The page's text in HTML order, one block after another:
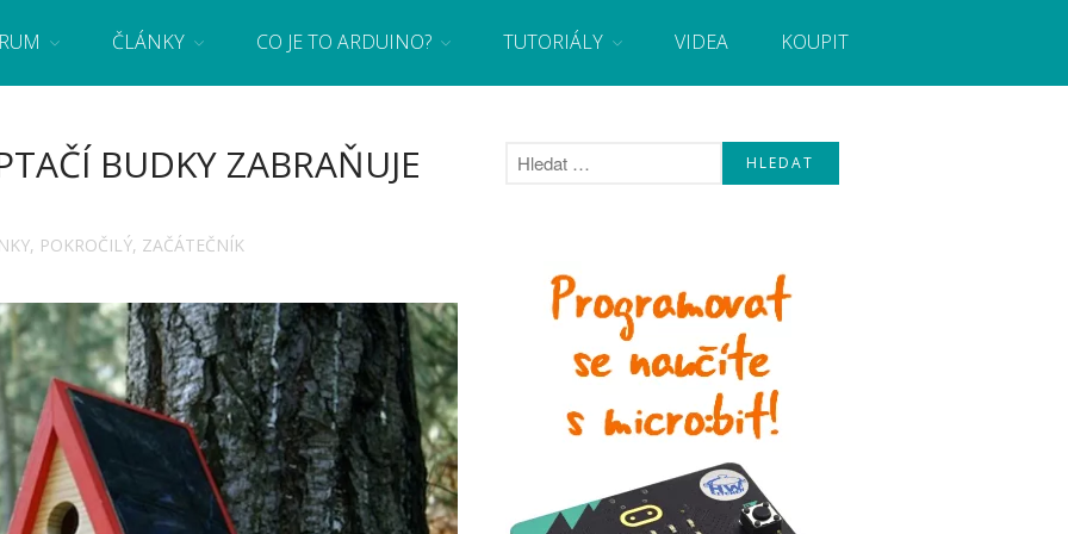
se základy programování a elektroniky zábavnou formou! Arduino a microbit projekty, návody, novinky i tutoriály pro začátečníky i pro
ČLÁNKY CO JE TO ARDUINO? TUTORIÁLY VIDEA KOUPIT
BUDKY ZABRAŇUJE
, POKROČILÝ, ZAČÁTEČNÍK